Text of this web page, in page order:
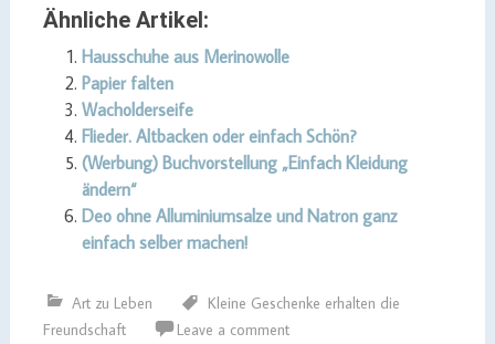
Ähnliche Artikel:
Hausschuhe aus Merinowolle
Papier falten
Wacholderseife
Flieder. Altbacken oder einfach Schön?
(Werbung) Buchvorstellung „Einfach Kleidung
ändern“
Deo ohne Alluminiumsalze und Natron ganz
einfach selber machen!
Art zu Leben
Kleine Geschenke erhalten die
Freundschaft
Leave a comment